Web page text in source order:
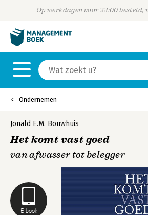
Op werkdagen voor 23:00 besteld,
Ondernemen
E-book
Jonald E.M. Bouwhuis
Het komt vast goed
van afwasser tot belegger